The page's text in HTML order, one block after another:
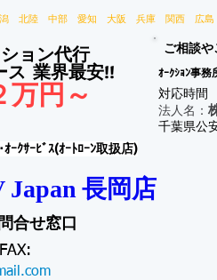
北陸 中部 愛知 大阪 兵庫 関西 広
ョン代行
ス 業界最安!!
万円～
ご相談
ｵｰｸｼｮﾝ事務
対応時間
​法人名：
千葉県公
ｵｰｸｻｰﾋﾞｽ(ｵｰﾄﾛｰﾝ取扱店)
Japan 長岡店
合せ窓口